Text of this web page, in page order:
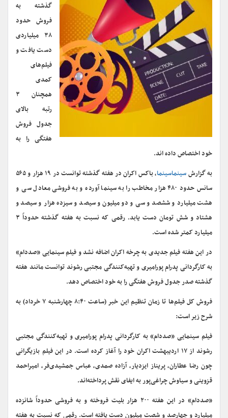
گذشته به
فروش حدود
۳۸ میلیاردی
دست یافت و
فیلم‌های
کمدی
همچنان ۳
رتبه بالای
جدول فروش
هفتگی را به
خود اختصاص داده اند.
به گزارشسینماسینما
، باکس اکران در هفته گذشته توانست در ۱۹ هزار و ۵۶۵
سانس حدود ۴۸۰ هزار مخاطب را به سینما آورده و به فروشی معادل سی و
هشت میلیارد و ششصد و سی و دو میلیون و سیصد و سیزده هزار و سیصد و
هشتاد و شش تومان دست یابد. رقمی که نسبت به هفته گذشته حدوداً ۳
میلیارد کمتر شده است.
در این هفته فیلم جدیدی به چرخه اکران اضافه نشد و فیلم سینمایی «صددام»
به کارگردانی پدرام پورامیری و تهیه‌کنندگی مجتبی رشوند توانست مانند هفته
گذشته صدر جدول فروش هفتگی را به خود اختصاص دهد.
فروش کل فیلم‌ها تا زمان تنظیم این خبر (ساعت ۸:۴۰ چهارشنبه ۷ خرداد) به
شرح زیر است:
فیلم سینمایی «صددام» به کارگردانی پدرام پورامیری و تهیه‌کنندگی مجتبی
رشوند از ۱۷ اردیبهشت اکران خود را آغاز کرده است. در این فیلم بازیگرانی
چون رضا عطاران، پریناز ایزدیار، آزاده صمدی، عباس جمشیدی‌فر، امیراحمد
قزوینی و سیاوش چراغی‌پور به ایفای نقش پرداخته‌اند.
«صددام» در این هفته ۲۰۰ هزار بلیت فروخته و به فروشی حدوداً شانزده
میلیارد و چهارصد و شصت میلیون دست یافته است. رقمی که نسبت به هفته